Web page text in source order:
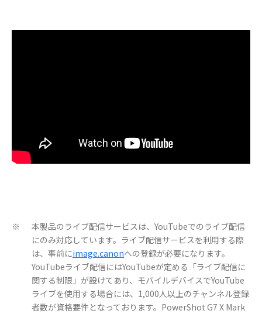
※
本製品のライブ配信サービスは、YouTubeでのライブ配信
にのみ対応しています。ライブ配信サービスを利用する際
は、事前にimage.canonへの登録が必要になります。
YouTubeライブ配信にはYouTubeが定める「ライブ配信に
関する制限」が設けてあり、モバイルデバイスでYouTube
ライブを使用する場合には、1,000人以上のチャンネル登録
者数が資格要件となっております。PowerShot G7 X Mark